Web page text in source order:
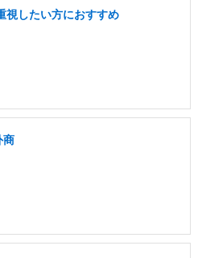
視したい方におすすめ
商